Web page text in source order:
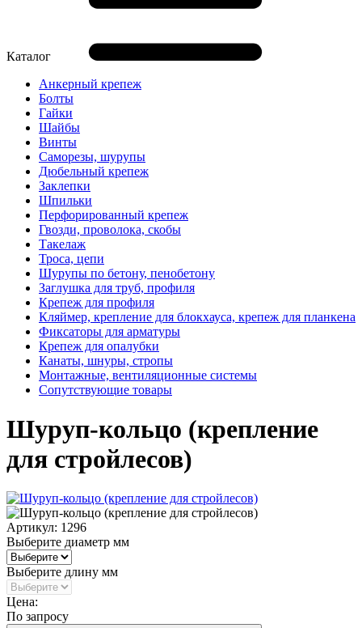
Каталог
Анкерный крепеж
Болты
Гайки
Шайбы
Винты
Саморезы, шурупы
Дюбельный крепеж
Заклепки
Шпильки
Перфорированный крепеж
Гвозди, проволока, скобы
Такелаж
Троса, цепи
Шурупы по бетону, пенобетону
Заглушка для труб, профиля
Крепеж для профиля
Кляймер, крепление для блокхауса, крепеж для планкена
Фиксаторы для арматуры
Крепеж для опалубки
Канаты, шнуры, стропы
Монтажные, вентиляционные системы
Сопутствующие товары
Шуруп-кольцо (крепление
для стройлесов)
Артикул: 1296
Выберите диаметр мм
Выберите длину мм
Цена:
По запросу